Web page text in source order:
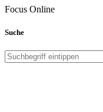
Focus Online
Suche